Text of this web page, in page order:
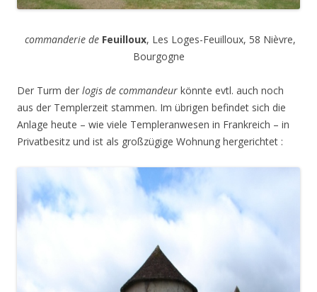
commanderie de Feuilloux, Les Loges-Feuilloux, 58 Nièvre,
Bourgogne
Der Turm der logis de commandeur könnte evtl. auch noch
aus der Templerzeit stammen. Im übrigen befindet sich die
Anlage heute – wie viele Templeranwesen in Frankreich – in
Privatbesitz und ist als großzügige Wohnung hergerichtet :